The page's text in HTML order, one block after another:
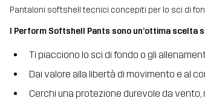
Pantaloni softshell tecnici concepiti per lo sci di
I Perform Softshell Pants sono un’ottima scelta
Ti piacciono lo sci di fondo o gli
Dai valore alla libertà di movimento e al
Cerchi una protezione durevole da vento,